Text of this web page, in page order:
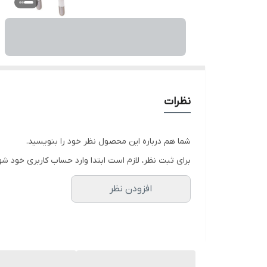
نظرات
شما هم درباره این محصول نظر خود را بنویسید.
برای ثبت نظر، لازم است ابتدا وارد حساب کاربری خود
افزودن نظر